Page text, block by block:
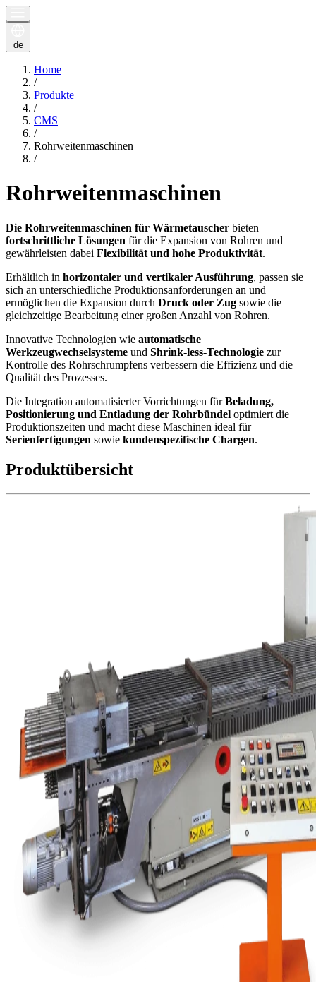
de
Home
/
Produkte
/
CMS
/
Rohrweitenmaschinen
/
Rohrweitenmaschinen
Die Rohrweitenmaschinen für Wärmetauscher bieten
fortschrittliche Lösungen für die Expansion von Rohren und
gewährleisten dabei Flexibilität und hohe Produktivität.
Erhältlich in horizontaler und vertikaler Ausführung, passen sie
sich an unterschiedliche Produktionsanforderungen an und
ermöglichen die Expansion durch Druck oder Zug sowie die
gleichzeitige Bearbeitung einer großen Anzahl von Rohren.
Innovative Technologien wie automatische
Werkzeugwechselsysteme und Shrink-less-Technologie zur
Kontrolle des Rohrschrumpfens verbessern die Effizienz und die
Qualität des Prozesses.
Die Integration automatisierter Vorrichtungen fürBeladung,
Positionierung und Entladung der Rohrbündel optimiert die
Produktionszeiten und macht diese Maschinen ideal für
Serienfertigungen sowie kundenspezifische Chargen.
Produktübersicht